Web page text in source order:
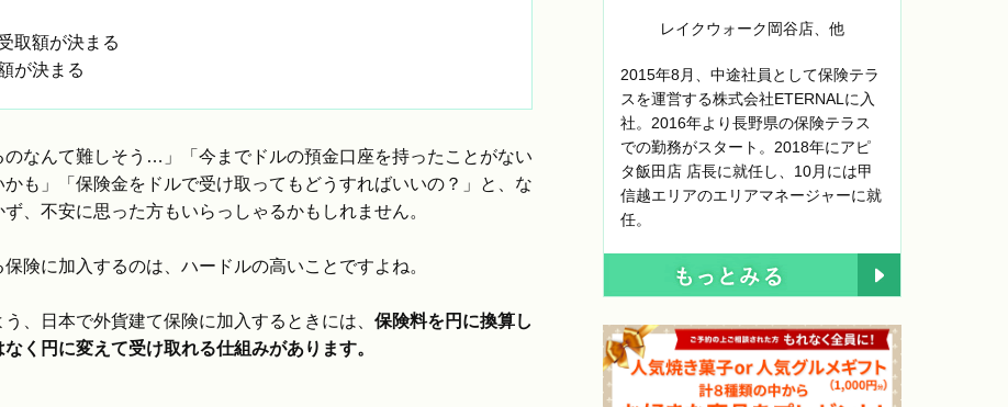
取額が決まる
が決まる
なんて難しそう…」「今までドルの預金口座を持ったことがない
も」「保険金をドルで受け取ってもどうすればいいの？」と、な
、不安に思った方もいらっしゃるかもしれません。
険に加入するのは、ハードルの高いことですよね。
、日本で外貨建て保険に加入するときには、 保険料を円に換算し
く円に変えて受け取れる仕組みがあります。
レイクウォーク岡谷店 、他
2015年8月、中途社員として保険テラ
スを運営する株式会社ETERNALに入
社。2016年より長野県の保険テラス
での勤務がスタート。2018年にアピ
タ飯田店 店長に就任し、10月には甲
信越エリアのエリアマネージャーに就
任。